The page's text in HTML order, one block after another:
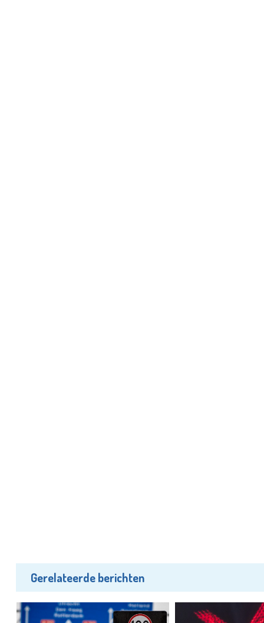
Gerelateerde berichten